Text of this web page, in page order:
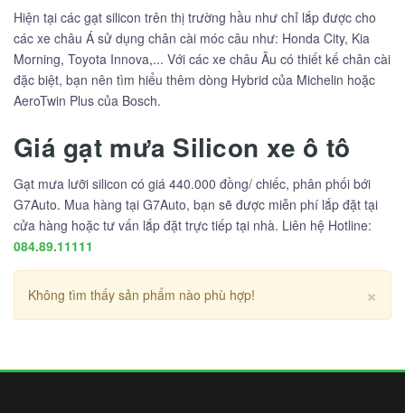
Hiện tại các gạt silicon trên thị trường hầu như chỉ lắp được cho
các xe châu Á sử dụng chân cài móc câu như: Honda City, Kia
Morning, Toyota Innova,... Với các xe châu Âu có thiết kế chân cài
đặc biệt, bạn nên tìm hiểu thêm dòng Hybrid của Michelin hoặc
AeroTwin Plus của Bosch.
Giá gạt mưa Silicon xe ô tô
Gạt mưa lưỡi silicon có giá 440.000 đồng/ chiếc, phân phối bới
G7Auto. Mua hàng tại G7Auto, bạn sẽ được miễn phí lắp đặt tại
cửa hàng hoặc tư vấn lắp đặt trực tiếp tại nhà. Liên hệ Hotline:
084.89.11111
×
Không tìm thấy sản phẩm nào phù hợp!